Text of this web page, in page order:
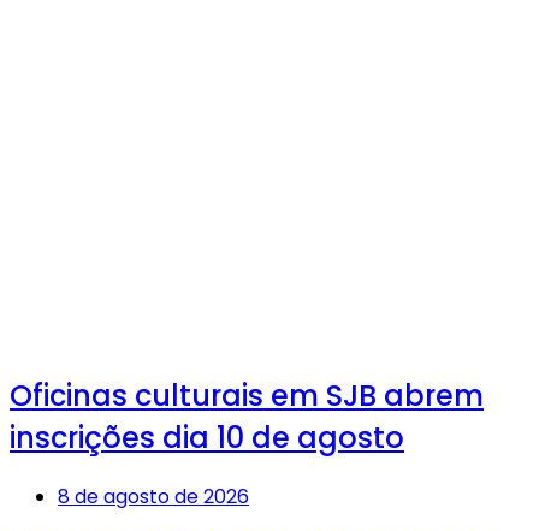
Oficinas culturais em SJB abrem
inscrições dia 10 de agosto
8 de agosto de 2026